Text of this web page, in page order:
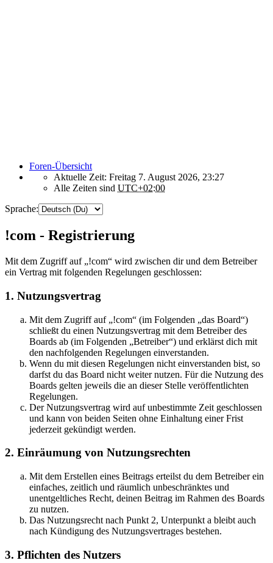
Foren-Übersicht
Aktuelle Zeit: Freitag 7. August 2026, 23:27
Alle Zeiten sind UTC+02:00
Sprache:
!com - Registrierung
Mit dem Zugriff auf „!com“ wird zwischen dir und dem Betreiber
ein Vertrag mit folgenden Regelungen geschlossen:
1. Nutzungsvertrag
Mit dem Zugriff auf „!com“ (im Folgenden „das Board“)
schließt du einen Nutzungsvertrag mit dem Betreiber des
Boards ab (im Folgenden „Betreiber“) und erklärst dich mit
den nachfolgenden Regelungen einverstanden.
Wenn du mit diesen Regelungen nicht einverstanden bist, so
darfst du das Board nicht weiter nutzen. Für die Nutzung des
Boards gelten jeweils die an dieser Stelle veröffentlichten
Regelungen.
Der Nutzungsvertrag wird auf unbestimmte Zeit geschlossen
und kann von beiden Seiten ohne Einhaltung einer Frist
jederzeit gekündigt werden.
2. Einräumung von Nutzungsrechten
Mit dem Erstellen eines Beitrags erteilst du dem Betreiber ein
einfaches, zeitlich und räumlich unbeschränktes und
unentgeltliches Recht, deinen Beitrag im Rahmen des Boards
zu nutzen.
Das Nutzungsrecht nach Punkt 2, Unterpunkt a bleibt auch
nach Kündigung des Nutzungsvertrages bestehen.
3. Pflichten des Nutzers